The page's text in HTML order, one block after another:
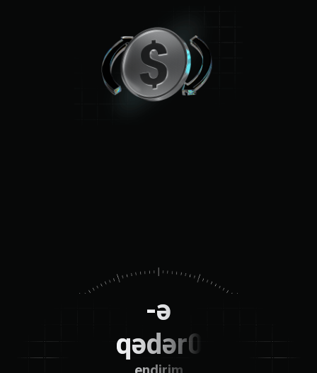
-ə
qədər0